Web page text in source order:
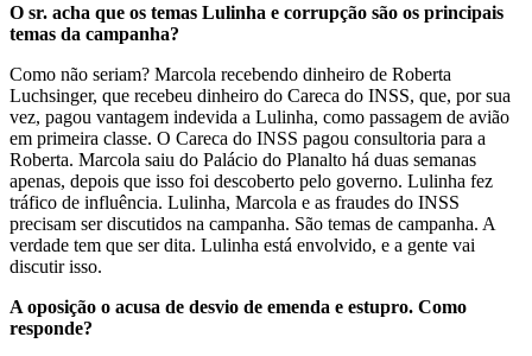
O sr. acha que os temas Lulinha e corrupção são os principais
temas da campanha?
Como não seriam? Marcola recebendo dinheiro de Roberta
Luchsinger, que recebeu dinheiro do Careca do INSS, que, por sua
vez, pagou vantagem indevida a Lulinha, como passagem de avião
em primeira classe. O Careca do INSS pagou consultoria para a
Roberta. Marcola saiu do Palácio do Planalto há duas semanas
apenas, depois que isso foi descoberto pelo governo. Lulinha fez
tráfico de influência. Lulinha, Marcola e as fraudes do INSS
precisam ser discutidos na campanha. São temas de campanha. A
verdade tem que ser dita. Lulinha está envolvido, e a gente vai
discutir isso.
A oposição o acusa de desvio de emenda e estupro. Como
responde?